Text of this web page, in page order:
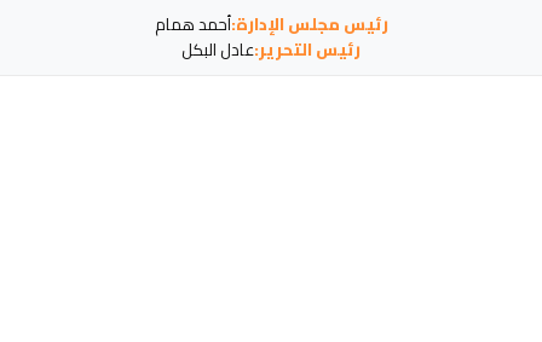
رئيس مجلس الإدارة:أحمد همام
رئيس التحرير:عادل البكل